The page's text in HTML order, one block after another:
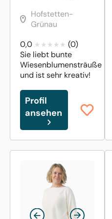
Hofstetten-
Grünau
0,0
(0)
Sie liebt bunte
Wiesenblumensträuße
und ist sehr kreativ!
Profil
ansehen